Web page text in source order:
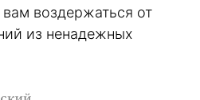
воздержаться от
из ненадежных